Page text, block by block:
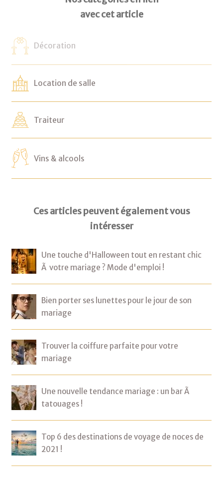
avec cet article
Décoration
Location de salle
Traiteur
Vins & alcools
Ces articles peuvent également vous
intéresser
Une touche d'Halloween tout en restant chic
Ã votre mariage ? Mode d'emploi !
Bien porter ses lunettes pour le jour de son
mariage
Trouver la coiffure parfaite pour votre
mariage
Une nouvelle tendance mariage : un bar Ã
tatouages !
Top 6 des destinations de voyage de noces de
2021 !